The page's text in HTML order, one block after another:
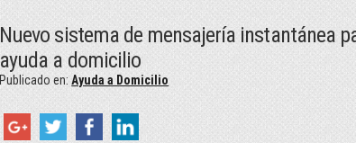
Nuevo sistema de mensajería instantánea
ayuda a domicilio
Publicado en:Ayuda a Domicilio